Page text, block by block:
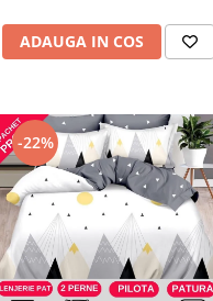
ADAUGA IN COS
-22%